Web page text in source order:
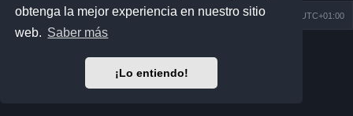
obtenga la mejor experiencia en nuestro sitio
web. Saber más
¡Lo entiendo!
Índice general Todos los horarios son UTC+01:00
Matrix Edition byPlantillas
Traducción al español por
Condiciones